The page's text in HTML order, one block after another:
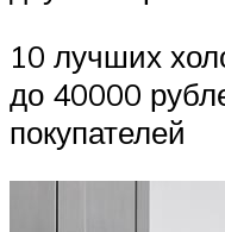
10 лучших
до 40000
покупателей